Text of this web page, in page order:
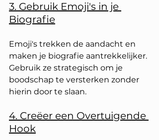
3. Gebruik Emoji's in je
Biografie
Emoji's trekken de aandacht en
maken je biografie aantrekkelijker.
Gebruik ze strategisch om je
boodschap te versterken zonder
hierin door te slaan.
4. Creëer een Overtuigende
Hook